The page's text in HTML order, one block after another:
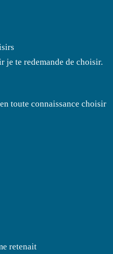
je te redemande de choisir.
toute connaissance choisir
retenait